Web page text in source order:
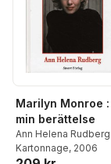
Marilyn Monroe :
min berättelse
Ann Helena Rudberg
Kartonnage, 2006